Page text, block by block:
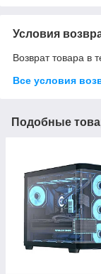
Условия
Возврат товара в
Все условия
Подобные